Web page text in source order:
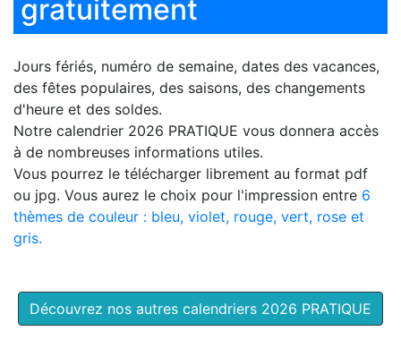
gratuitement
Jours fériés, numéro de semaine, dates des vacances,
des fêtes populaires, des saisons, des changements
d'heure et des soldes.
Notre calendrier 2026 PRATIQUE vous donnera accès
à de nombreuses informations utiles.
Vous pourrez le télécharger librement au format pdf
ou jpg. Vous aurez le choix pour l'impression entre 6
thèmes de couleur : bleu, violet, rouge, vert, rose et
gris.
Découvrez nos autres calendriers 2026 PRATIQUE